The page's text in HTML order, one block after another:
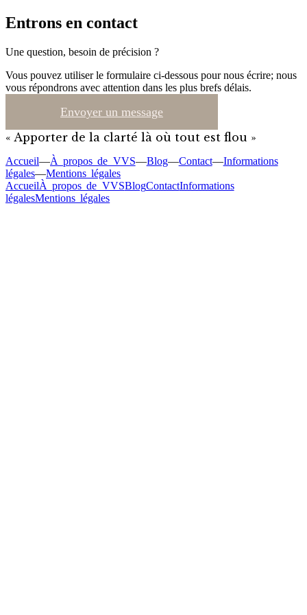
Entrons en contact
Une question, besoin de précision ?
Vous pouvez utiliser le formulaire ci-dessous pour nous écrire; nous
vous répondrons avec attention dans les plus brefs délais.
Envoyer un message
« Apporter de la clarté là où tout est flou »
Accueil—À propos de VVS—Blog—Contact—Informations
légales—Mentions légales
AccueilÀ propos de VVSBlogContactInformations
légalesMentions légales